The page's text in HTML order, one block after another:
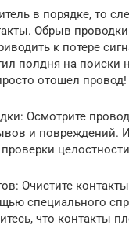
в порядке, то
Обрыв
к потере
полдня на поиски
отошел провод!
Осмотрите
и повреждений.
Очистите
специального
что контакты